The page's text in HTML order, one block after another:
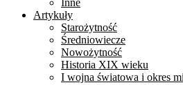
Inne
Artykuły
Starożytność
Średniowiecze
Nowożytność
Historia XIX wieku
I wojna światowa i okres